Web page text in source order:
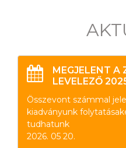
MEGJELENT A
LEVELEZŐ
Összevont számmal
kiadványunk
tudhatunk
2026. 05 20.